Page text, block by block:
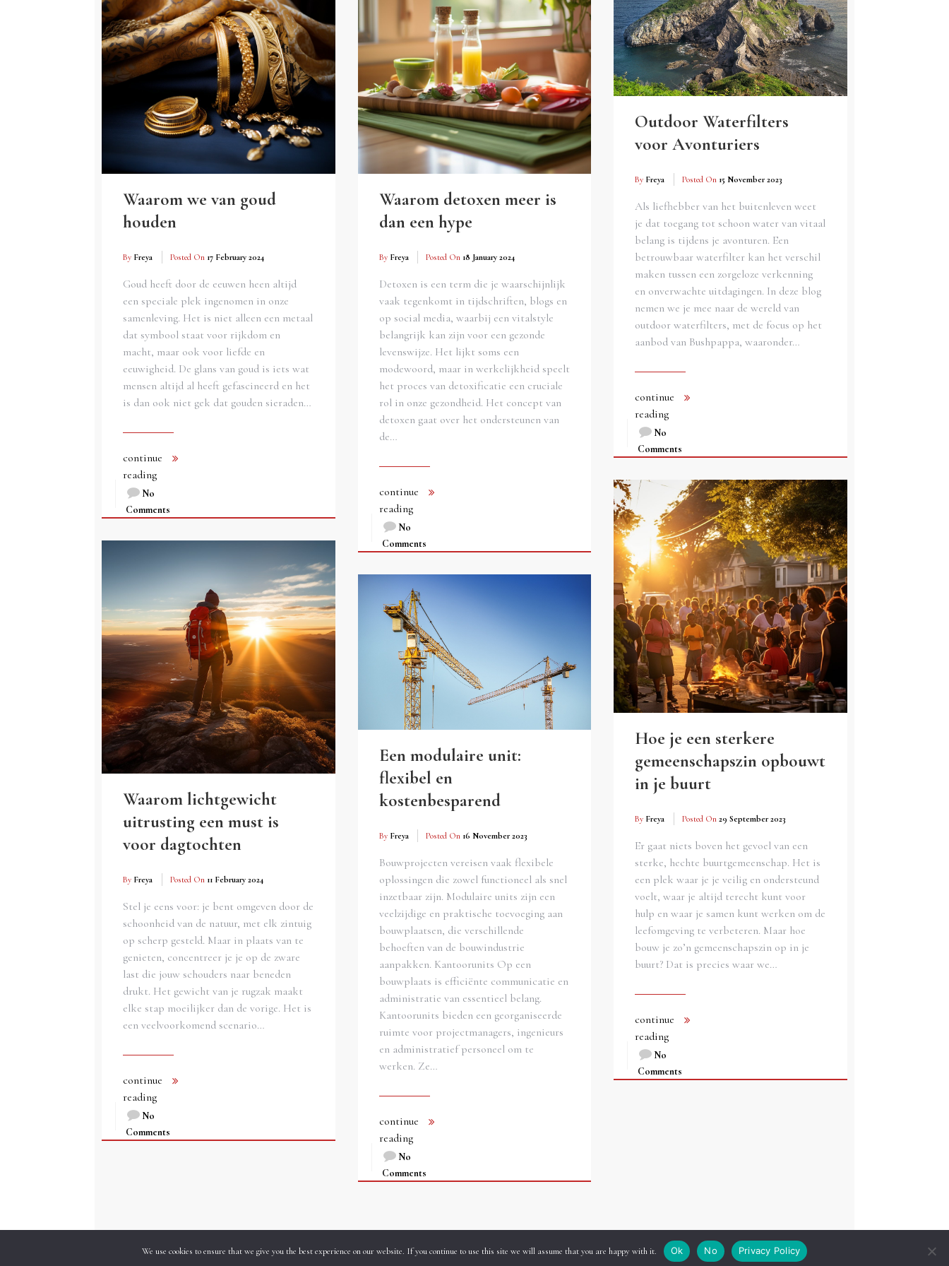
Waarom we van goud
houden
By Freya Posted On 17 February 2024
Goud heeft door de eeuwen heen altijd
een speciale plek ingenomen in onze
samenleving. Het is niet alleen een metaal
dat symbool staat voor rijkdom en
macht, maar ook voor liefde en
eeuwigheid. De glans van goud is iets wat
mensen altijd al heeft gefascineerd en het
is dan ook niet gek dat gouden sieraden…
continue
reading
No
Comments
Waarom lichtgewicht
uitrusting een must is
voor dagtochten
By Freya Posted On 11 February 2024
Stel je eens voor: je bent omgeven door de
schoonheid van de natuur, met elk zintuig
op scherp gesteld. Maar in plaats van te
genieten, concentreer je je op de zware
last die jouw schouders naar beneden
drukt. Het gewicht van je rugzak maakt
elke stap moeilijker dan de vorige. Het is
een veelvoorkomend scenario…
continue
reading
No
Comments
Waarom detoxen meer is
dan een hype
By Freya Posted On 18 January 2024
Detoxen is een term die je waarschijnlijk
vaak tegenkomt in tijdschriften, blogs en
op social media, waarbij een vitalstyle
belangrijk kan zijn voor een gezonde
levenswijze. Het lijkt soms een
modewoord, maar in werkelijkheid speelt
het proces van detoxificatie een cruciale
rol in onze gezondheid. Het concept van
detoxen gaat over het ondersteunen van
de…
continue
reading
No
Comments
Een modulaire unit:
flexibel en
kostenbesparend
By Freya Posted On 16 November 2023
Bouwprojecten vereisen vaak flexibele
oplossingen die zowel functioneel als snel
inzetbaar zijn. Modulaire units zijn een
veelzijdige en praktische toevoeging aan
bouwplaatsen, die verschillende
behoeften van de bouwindustrie
aanpakken. Kantoorunits Op een
bouwplaats is efficiënte communicatie en
administratie van essentieel belang.
Kantoorunits bieden een georganiseerde
ruimte voor projectmanagers, ingenieurs
en administratief personeel om te
werken. Ze…
continue
reading
No
Comments
Outdoor Waterfilters
voor Avonturiers
By Freya Posted On 15 November 2023
Als liefhebber van het buitenleven weet
je dat toegang tot schoon water van vitaal
belang is tijdens je avonturen. Een
betrouwbaar waterfilter kan het verschil
maken tussen een zorgeloze verkenning
en onverwachte uitdagingen. In deze blog
nemen we je mee naar de wereld van
outdoor waterfilters, met de focus op het
aanbod van Bushpappa, waaronder…
continue
reading
No
Comments
Hoe je een sterkere
gemeenschapszin opbouwt
in je buurt
By Freya Posted On 29 September 2023
Er gaat niets boven het gevoel van een
sterke, hechte buurtgemeenschap. Het is
een plek waar je je veilig en ondersteund
voelt, waar je altijd terecht kunt voor
hulp en waar je samen kunt werken om de
leefomgeving te verbeteren. Maar hoe
bouw je zo’n gemeenschapszin op in je
buurt? Dat is precies waar we…
continue
reading
No
Comments
« Previous 2 4
We use cookies to ensure that we give you the best experience on our website. If you continue to use this site we will assume that you are happy with it. Ok No Privacy Policy